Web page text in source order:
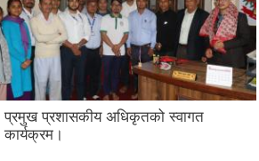
प्रमुख प्रशासकीय अधिकृतको स्वागत
कार्यक्रम।